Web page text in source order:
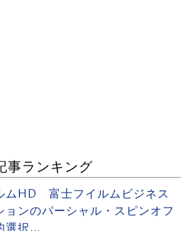
事ランキング
ムHD 富士フイルムビジネス
ョンのパーシャル・スピンオフ
選択...